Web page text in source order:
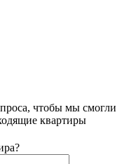
чтобы мы смогли
квартиры